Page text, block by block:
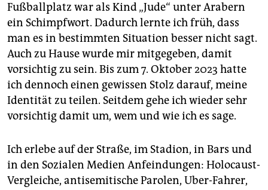
Fußballplatz war als Kind „Jude“ unter Arabern
ein Schimpfwort. Dadurch lernte ich früh, dass
man es in bestimmten Situation besser nicht sagt.
Auch zu Hause wurde mir mitgegeben, damit
vorsichtig zu sein. Bis zum 7. Oktober 2023 hatte
ich dennoch einen gewissen Stolz darauf, meine
Identität zu teilen. Seitdem gehe ich wieder sehr
vorsichtig damit um, wem und wie ich es sage.
Ich erlebe auf der Straße, im Stadion, in Bars und
in den Sozialen Medien Anfeindungen: Holocaust-
Vergleiche, antisemitische Parolen, Uber-Fahrer,